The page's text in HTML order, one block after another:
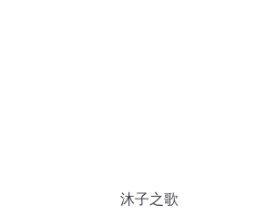
沐子之歌